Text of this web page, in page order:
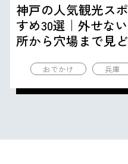
神戸の人気観光ス
すめ30選｜外せな
所から穴場まで見
おでかけ 兵庫